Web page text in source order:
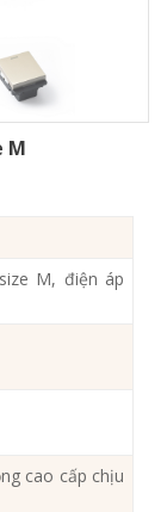
M
M, điện áp
cao cấp chịu